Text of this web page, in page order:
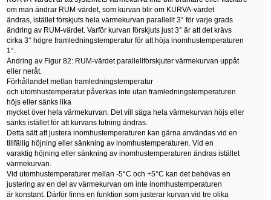
om man ändrar RUM-värdet, som kurvan blir om KURVA-värdet
ändras, istället förskjuts hela värmekurvan parallellt 3° för varje grads
ändring av RUM-värdet. Varför kurvan förskjuts just 3° är att det krävs
cirka 3° högre framledningstemperatur för att höja inomhustemperaturen
1°.
Ändring av Figur 82: RUM-värdet parallellförskjuter värmekurvan uppåt
eller neråt.
Förhållandet mellan framledningstemperatur
och utomhustemperatur påverkas inte utan framledningstemperaturen
höjs eller sänks lika
mycket över hela värmekurvan. Det vill säga hela värmekurvan höjs eller
sänks istället för att kurvans lutning ändras.
Detta sätt att justera inomhustemperaturen kan gärna användas vid en
tillfällig höjning eller sänkning av inomhustemperaturen. Vid en
varaktig höjning eller sänkning av inomhustemperaturen ändras istället
värmekurvan.
Vid utomhustemperaturer mellan -5°C och +5°C kan det behövas en
justering av en del av värmekurvan om inte inomhustemperaturen
är konstant. Därför finns en funktion som justerar kurvan vid tre olika